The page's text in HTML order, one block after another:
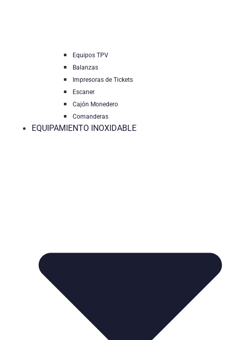
Equipos TPV
Balanzas
Impresoras de Tickets
Escaner
Cajón Monedero
Comanderas
EQUIPAMIENTO INOXIDABLE